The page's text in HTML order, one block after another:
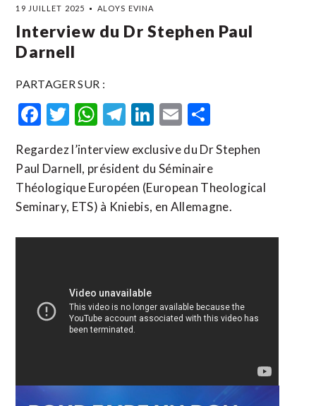
19 JUILLET 2025 ALOYS EVINA
Interview du Dr Stephen Paul
Darnell
PARTAGER SUR :
Facebook
Twitter
WhatsApp
Telegram
LinkedIn
Email
Regardez l’interview exclusive du Dr Stephen
Paul Darnell, président du Séminaire
Théologique Européen (European Theological
Seminary, ETS) à Kniebis, en Allemagne.